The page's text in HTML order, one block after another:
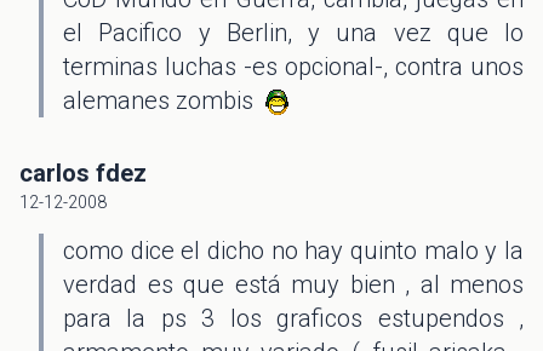
el Pacifico y Berlin, y una vez que lo
terminas luchas -es opcional-, contra unos
alemanes zombis
carlos fdez
12-12-2008
como dice el dicho no hay quinto malo y la
verdad es que está muy bien , al menos
para la ps 3 los graficos estupendos ,